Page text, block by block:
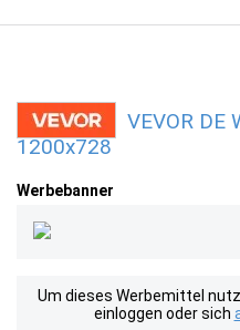
VEVOR DE
1200x728
Werbebanner
Um dieses Werbemittel
einloggen oder sich